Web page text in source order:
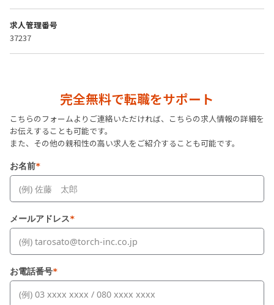
求人管理番号
37237
完全無料で転職をサポート
こちらのフォームよりご連絡いただければ、こちらの求人情報の詳細を
お伝えすることも可能です。
また、その他の親和性の高い求人をご紹介することも可能です。
お名前*
メールアドレス*
お電話番号*